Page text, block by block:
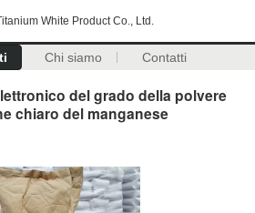
White Product Co., Ltd.
Chi siamo Contatti
del grado della polvere
chiaro del manganese